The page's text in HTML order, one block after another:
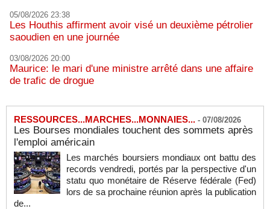
05/08/2026 23:38
Les Houthis affirment avoir visé un deuxième pétrolier
saoudien en une journée
03/08/2026 20:00
Maurice: le mari d'une ministre arrêté dans une affaire
de trafic de drogue
RESSOURCES...MARCHES...MONNAIES... - 07/08/2026
Les Bourses mondiales touchent des sommets après
l'emploi américain
Les marchés boursiers mondiaux ont battu des
records vendredi, portés par la perspective d'un
statu quo monétaire de Réserve fédérale (Fed)
lors de sa prochaine réunion après la publication
de...